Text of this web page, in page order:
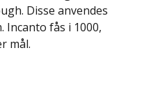
Disse anvendes
Incanto fås i 1000,
mål.